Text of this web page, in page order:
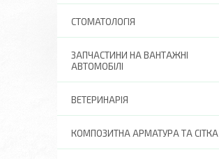
СТОМАТОЛОГІЯ
ЗАПЧАСТИНИ НА ВАНТАЖНІ
АВТОМОБІЛІ
ВЕТЕРИНАРІЯ
КОМПОЗИТНА АРМАТУРА ТА СІТКА